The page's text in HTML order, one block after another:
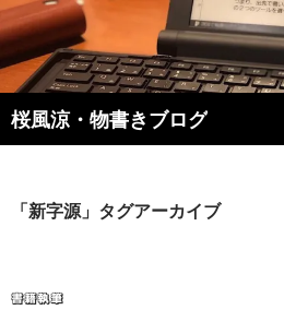
桜風涼・物書きブログ
検
索
ン
キ
「新字源」タグアーカイブ
書籍執筆